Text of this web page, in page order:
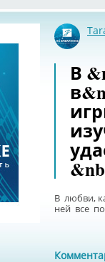
В
В любви,
ней все